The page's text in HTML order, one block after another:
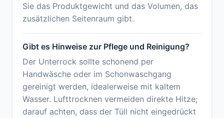
Sie das Produktgewicht und das Volumen, das
zusätzlichen Seitenraum gibt.
Gibt es Hinweise zur Pflege und Reinigung?
Der Unterrock sollte schonend per
Handwäsche oder im Schonwaschgang
gereinigt werden, idealerweise mit kaltem
Wasser. Lufttrocknen vermeiden direkte Hitze;
darauf achten, dass der Tüll nicht eingedrückt